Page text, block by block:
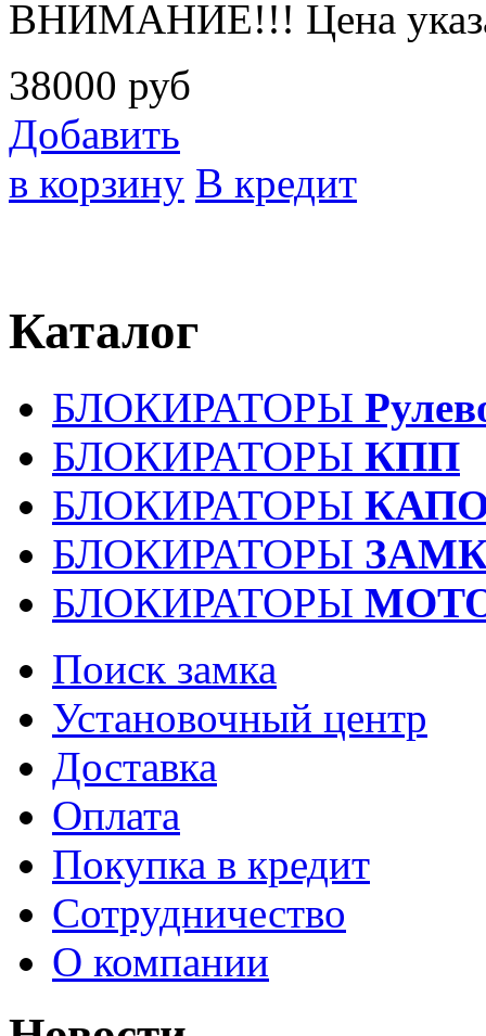
ВНИМАНИЕ!!! Цена
38000 руб
Добавить
в корзину В кредит
Каталог
БЛОКИРАТОРЫ
БЛОКИРАТОРЫ КПП
БЛОКИРАТОРЫ
БЛОКИРАТОРЫ
БЛОКИРАТОРЫ
Поиск замка
Установочный центр
Доставка
Оплата
Покупка в кредит
Сотрудничество
О компании